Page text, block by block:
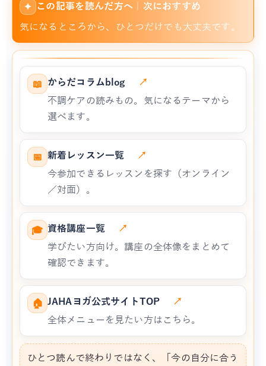
✦ この記事を読んだ方へ｜次におすすめ
気になるところから、ひとつだけでも大丈夫です。
📖 からだコラムblog
↗
不調ケアの読みもの。気になるテーマから
選べます。
📅 新着レッスン一覧
↗
今参加できるレッスンを探す（オンライン
／対面）。
🎓 資格講座一覧
↗
学びたい方向け。講座の全体像をまとめて
確認できます。
🏠 JAHAヨガ公式サイトTOP
↗
全体メニューを見たい方はこちら。
ひとつ読んで終わりではなく、「今の自分に合う